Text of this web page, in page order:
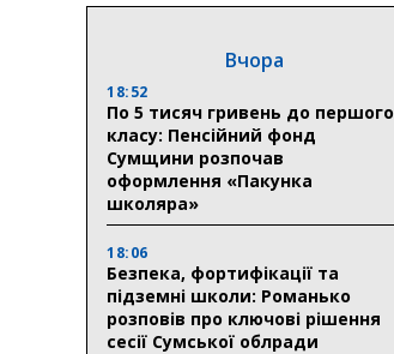
Вчора
18:52
По 5 тисяч гривень до першого
класу: Пенсійний фонд
Сумщини розпочав
оформлення «Пакунка
школяра»
18:06
Безпека, фортифікації та
підземні школи: Романько
розповів про ключові рішення
сесії Сумської облради